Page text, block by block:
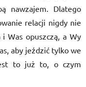
nawzajem. Dlatego
relacji nigdy nie
Was opuszczą, a Wy
aby jeździć tylko we
to już to, o czym